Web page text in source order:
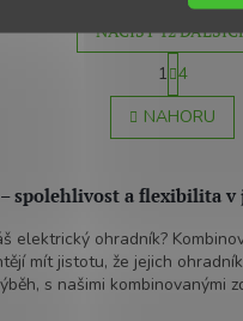
O
v
a
í
p
r
NAČÍST 12
S
t
r
á
n
o
v
n
í
1 4
NAHORU
spolehlivost a flexibilita v
ohradník?
mít jistotu, že jejich
s našimi kombinovanými